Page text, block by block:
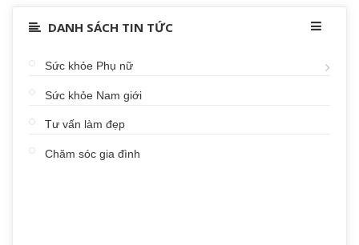
DANH SÁCH TIN TỨC
Sức khỏe Phụ nữ
Sức khỏe Nam giới
Tư vấn làm đẹp
Chăm sóc gia đình